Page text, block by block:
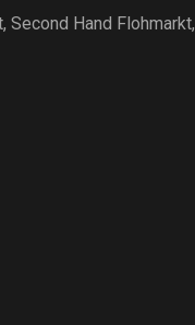
, Second Hand Flohmarkt,